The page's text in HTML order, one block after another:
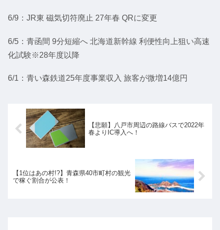
6/9：JR東 磁気切符廃止 27年春 QRに変更
6/5：青函間 9分短縮へ 北海道新幹線 利便性向上狙い高速
化試験※28年度以降
6/1：青い森鉄道25年度事業収入 旅客が微増14億円
【悲願】八戸市周辺の路線バスで2022年
春よりIC導入へ！
【1位はあの村!?】青森県40市町村の観光
で稼ぐ割合が公表！